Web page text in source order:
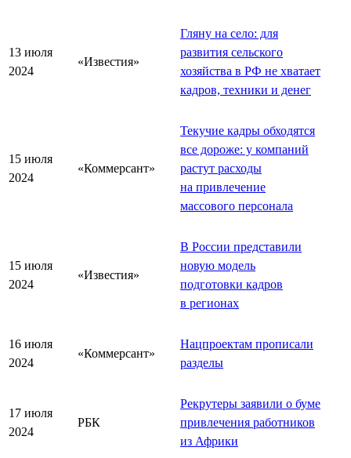
13 июля
2024
«Известия»
Гляну на село: для
развития сельского
хозяйства в РФ не хватает
кадров, техники и денег
15 июля
2024
«Коммерсант»
Текучие кадры обходятся
все дороже: у компаний
растут расходы
на привлечение
массового персонала
15 июля
2024
«Известия»
В России представили
новую модель
подготовки кадров
в регионах
16 июля
2024
«Коммерсант»
Нацпроектам прописали
разделы
17 июля
2024
РБК
Рекрутеры заявили о буме
привлечения работников
из Африки